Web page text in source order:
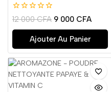
0
de
5
12 000CFA 9 000 CFA
Ajouter Au Panier